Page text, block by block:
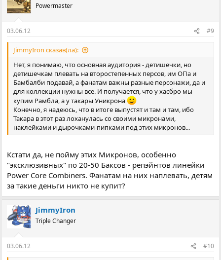
Powermaster
03.06.12 #9
JimmyIron сказав(ла):
Нет, я понимаю, что основная аудитория - детишечки, но
детишечкам плевать на второстепенных персов, им ОПа и
Бамбалби подавай, а фанатам важны разные персонажи, да и
для коллекции нужны все. И получается, что у хасбро мы
купим Рамбла, а у такары Уникрона
Конечно, я надеюсь, что в итоге выпустят и там и там, ибо
Такара в этот раз лоханулась со своими микронами,
наклейками и дырочками-пипками под этих микронов...
Кстати да, не пойму этих Микронов, особенно
"эксклюзивных" по 20-50 Баксов - репэйнтов линейки
Power Core Combiners. Фанатам на них наплевать, детям
за такие деньги никто не купит?
JimmyIron
Triple Changer
03.06.12 #10